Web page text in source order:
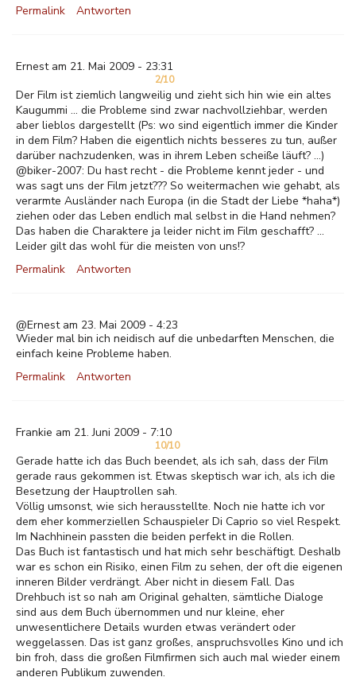
Permalink Antworten
Ernest am 21. Mai 2009 - 23:31
2/10
Der Film ist ziemlich langweilig und zieht sich hin wie ein altes
Kaugummi ... die Probleme sind zwar nachvollziehbar, werden
aber lieblos dargestellt (Ps: wo sind eigentlich immer die Kinder
in dem Film? Haben die eigentlich nichts besseres zu tun, außer
darüber nachzudenken, was in ihrem Leben scheiße läuft? ...)
@biker-2007: Du hast recht - die Probleme kennt jeder - und
was sagt uns der Film jetzt??? So weitermachen wie gehabt, als
verarmte Ausländer nach Europa (in die Stadt der Liebe *haha*)
ziehen oder das Leben endlich mal selbst in die Hand nehmen?
Das haben die Charaktere ja leider nicht im Film geschafft? ...
Leider gilt das wohl für die meisten von uns!?
Permalink
Antworten
@Ernest am 23. Mai 2009 - 4:23
Wieder mal bin ich neidisch auf die unbedarften Menschen, die
einfach keine Probleme haben.
Permalink
Antworten
Frankie am 21. Juni 2009 - 7:10
10/10
Gerade hatte ich das Buch beendet, als ich sah, dass der Film
gerade raus gekommen ist. Etwas skeptisch war ich, als ich die
Besetzung der Hauptrollen sah.
Völlig umsonst, wie sich herausstellte. Noch nie hatte ich vor
dem eher kommerziellen Schauspieler Di Caprio so viel Respekt.
Im Nachhinein passten die beiden perfekt in die Rollen.
Das Buch ist fantastisch und hat mich sehr beschäftigt. Deshalb
war es schon ein Risiko, einen Film zu sehen, der oft die eigenen
inneren Bilder verdrängt. Aber nicht in diesem Fall. Das
Drehbuch ist so nah am Original gehalten, sämtliche Dialoge
sind aus dem Buch übernommen und nur kleine, eher
unwesentlichere Details wurden etwas verändert oder
weggelassen. Das ist ganz großes, anspruchsvolles Kino und ich
bin froh, dass die großen Filmfirmen sich auch mal wieder einem
anderen Publikum zuwenden.